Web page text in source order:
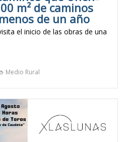
m² de caminos
de un año
el inicio de las obras de una
Medio Rural